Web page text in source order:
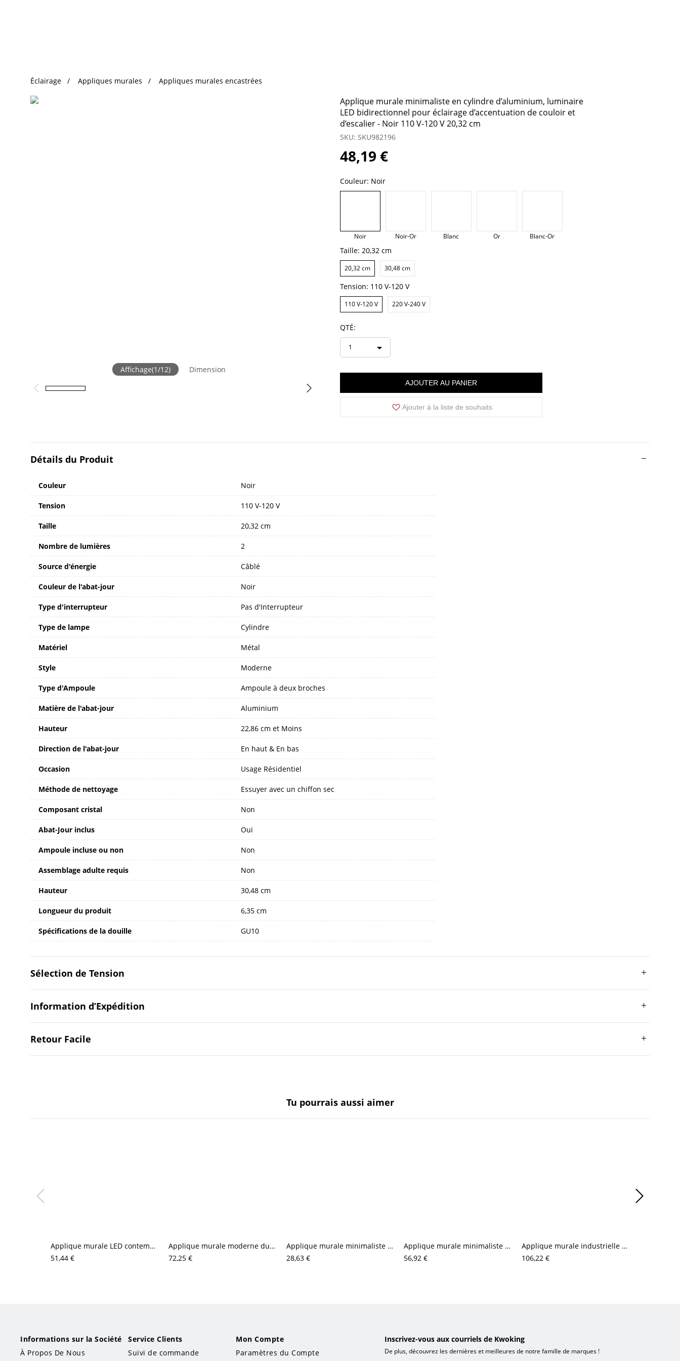
Éclairage Appliques murales Appliques murales encastrées
Affichage(1/12) Dimension
Applique murale minimaliste en cylindre d’aluminium, luminaire
LED bidirectionnel pour éclairage d’accentuation de couloir et
d’escalier - Noir 110 V-120 V 20,32 cm
SKU: SKU982196
48,19 €
Couleur: Noir
Noir Noir-Or Blanc Or Blanc-Or
Taille: 20,32 cm
20,32 cm 30,48 cm
Tension: 110 V-120 V
110 V-120 V 220 V-240 V
QTÉ:
1
AJOUTER AU PANIER
Ajouter à la liste de souhaits
Détails du Produit
Couleur Noir
Tension 110 V-120 V
Taille 20,32 cm
Nombre de lumières 2
Source d'énergie Câblé
Couleur de l'abat-jour Noir
Type d'interrupteur Pas d'Interrupteur
Type de lampe Cylindre
Matériel Métal
Style Moderne
Type d'Ampoule Ampoule à deux broches
Matière de l'abat-jour Aluminium
Hauteur 22,86 cm et Moins
Direction de l'abat-jour En haut & En bas
Occasion Usage Résidentiel
Méthode de nettoyage Essuyer avec un chiffon sec
Composant cristal Non
Abat-Jour inclus Oui
Ampoule incluse ou non Non
Assemblage adulte requis Non
Hauteur 30,48 cm
Longueur du produit 6,35 cm
Spécifications de la douille GU10
Sélection de Tension
Information d’Expédition
Retour Facile
Tu pourrais aussi aimer
Applique murale LED contemporaine en aluminium – luminaire étanche à éclairage haut/bas pour porche, patio et couloir
51,44 €
Applique murale moderne du milieu du siècle à bras pivotant, luminaire réglable noir mat avec abat-jour bec de canard rotatifs
72,25 €
Applique murale minimaliste en aluminium, luminaire architectural haut/bas avec finition résistante aux intempéries
28,63 €
Applique murale minimaliste en lin texturé, éclairage d’ambiance sans fil à piles, installation facile pour chambre et couloir
56,92 €
Applique murale industrielle rétro réglable, lampe à bras articulé pivotant pour lecture et éclairage de travail
106,22 €
Informations sur la Société
À Propos De Nous
Service Clients
Suivi de commande
Mon Compte
Paramètres du Compte
Inscrivez-vous aux courriels de Kwoking
De plus, découvrez les dernières et meilleures de notre famille de marques !